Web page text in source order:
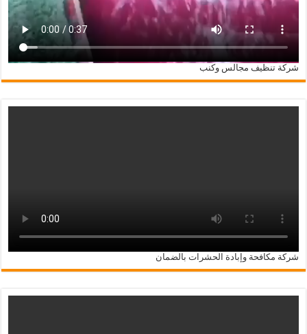
شركة تنظيف مجالس وكنب
شركة مكافحة وإبادة الحشرات بالضمان